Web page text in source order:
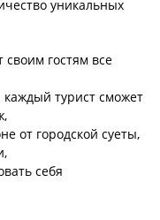
уникальных
гостям все
турист сможет
от городской суеты,
себя